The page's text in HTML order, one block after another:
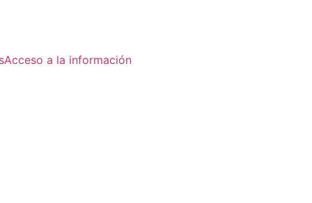
Acceso a la información